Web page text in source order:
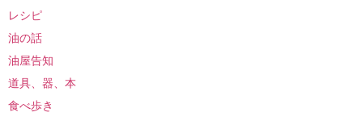
レシピ
油の話
油屋告知
道具、器、本
食べ歩き